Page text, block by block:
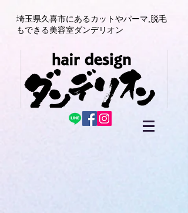
埼玉県久喜市にあるカットやパーマ, 脱毛
もできる美容室ダンデリオン